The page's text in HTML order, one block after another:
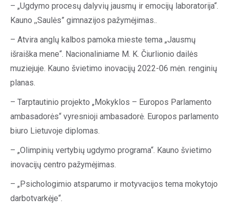
– „Ugdymo procesų dalyvių jausmų ir emocijų laboratorija“.
Kauno ,,Saulės” gimnazijos pažymėjimas..
– Atvira anglų kalbos pamoka mieste tema „Jausmų
išraiška mene“. Nacionaliniame M. K. Čiurlionio dailės
muziejuje. Kauno švietimo inovacijų 2022-06 mėn. renginių
planas.
– Tarptautinio projekto „Mokyklos – Europos Parlamento
ambasadorės“ vyresnioji ambasadorė. Europos parlamento
biuro Lietuvoje diplomas.
– „Olimpinių vertybių ugdymo programa“. Kauno švietimo
inovacijų centro pažymėjimas.
– „Psichologimio atsparumo ir motyvacijos tema mokytojo
darbotvarkėje“.